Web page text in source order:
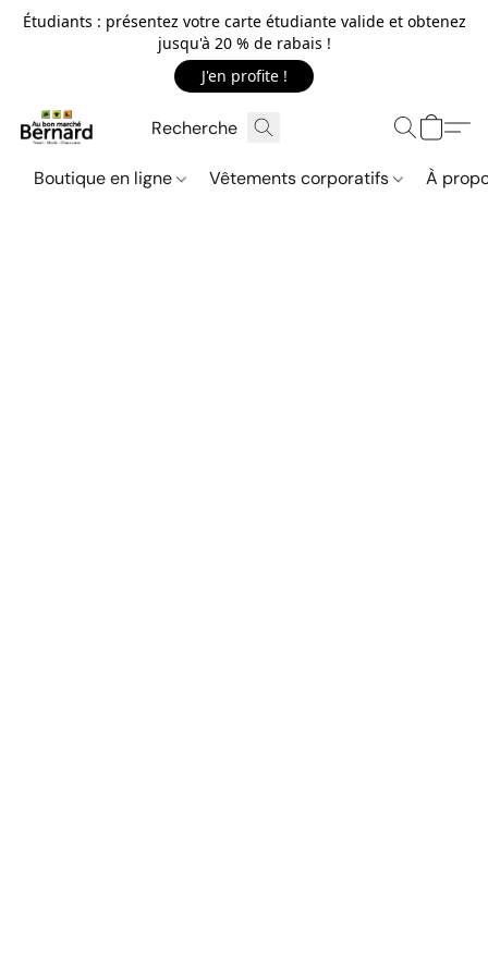
Étudiants : présentez votre carte étudiante valide et obtenez
jusqu'à 20 % de rabais !
J'en profite !
Boutique en ligne Vêtements corporatifs À